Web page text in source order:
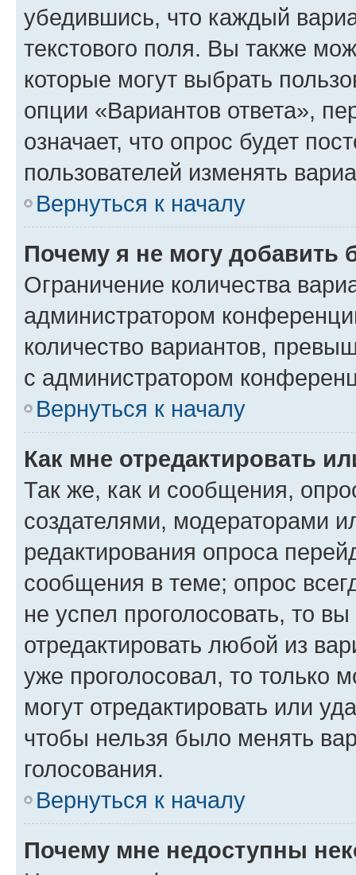
убедившись, что каждый
текстового поля. Вы также
которые могут выбрать
опции «Вариантов ответа»,
означает, что опрос будет
пользователей изменять
Вернуться к началу
Почему я не могу добавить
Ограничение количества
администратором
количество вариантов,
с администратором
Вернуться к началу
Как мне отредактировать
Так же, как и сообщения,
создателями, модераторами
редактирования опроса
сообщения в теме; опрос
не успел проголосовать, то
отредактировать любой из
уже проголосовал, то только
могут отредактировать или
чтобы нельзя было менять
голосования.
Вернуться к началу
Почему мне недоступны